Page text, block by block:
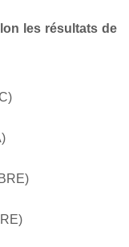
les résultats de